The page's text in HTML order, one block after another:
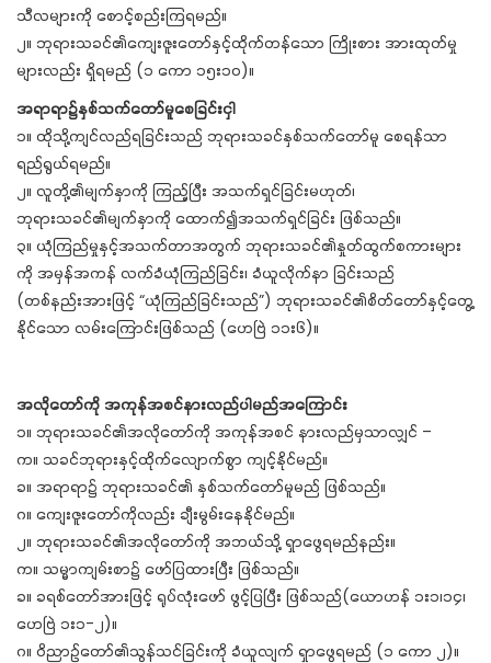
သီလများကို စောင့်စည်းကြရမည်။
၂။ ဘုရားသခင်၏ကျေးဇူးတော်နှင့်ထိုက်တန်သော ကြိုးစား အားထုတ်မှု
များလည်း ရှိရမည် (၁ ကော ၁၅း၁၀)။
အရာရာ၌နှစ်သက်တော်မူစေခြင်းငှါ
၁။ ထိုသို့ကျင်လည်ရခြင်းသည် ဘုရားသခင်နှစ်သက်တော်မူ စေရန်သာ
ရည်ရွယ်ရမည်။
၂။ လူတို့၏မျက်နှာကို ကြည့်ပြီး အသက်ရှင်ခြင်းမဟုတ်၊
ဘုရားသခင်၏မျက်နှာကို ထောက်၍အသက်ရှင်ခြင်း ဖြစ်သည်။
၃။ ယုံကြည်မှုနှင့်အသက်တာအတွက် ဘုရားသခင်၏နှုတ်ထွက်စကားများ
ကို အမှန်အကန် လက်ခံယုံကြည်ခြင်း၊ ခံယူလိုက်နာ ခြင်းသည်
(တစ်နည်းအားဖြင့် “ယုံကြည်ခြင်းသည်”) ဘုရားသခင်၏စိတ်တော်နှင့်တွေ့
နိုင်သော လမ်းကြောင်းဖြစ်သည် (ဟေဗြဲ ၁၁း၆)။
အလိုတော်ကို အကုန်အစင်နားလည်ပါမည်အကြောင်း
၁။ ဘုရားသခင်၏အလိုတော်ကို အကုန်အစင် နားလည်မှသာလျှင် –
က။ သခင်ဘုရားနှင့်ထိုက်လျောက်စွာ ကျင့်နိုင်မည်။
ခ။ အရာရာ၌ ဘုရားသခင်၏ နှစ်သက်တော်မူမည် ဖြစ်သည်။
ဂ။ ကျေးဇူးတော်ကိုလည်း ချီးမွမ်းနေနိုင်မည်။
၂။ ဘုရားသခင်၏အလိုတော်ကို အဘယ်သို့ ရှာဖွေရမည်နည်း။
က။ သမ္မာကျမ်းစာ၌ ဖော်ပြထားပြီး ဖြစ်သည်။
ခ။ ခရစ်တော်အားဖြင့် ရုပ်လုံးဖော် ဖွင့်ပြပြီး ဖြစ်သည်(ယောဟန် ၁း၁၊၁၄၊
ဟေဗြဲ ၁း၁-၂)။
ဂ။ ဝိညာဉ်တော်၏သွန်သင်ခြင်းကို ခံယူလျက် ရှာဖွေရမည် (၁ ကော ၂)။